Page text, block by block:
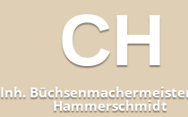
CH
Inh.
Hammerschmidt